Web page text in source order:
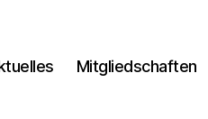
Mitgliedschaften